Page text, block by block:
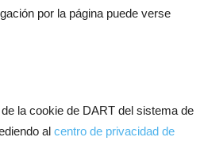
por la página puede verse
la cookie de DART del sistema de
al centro de privacidad de